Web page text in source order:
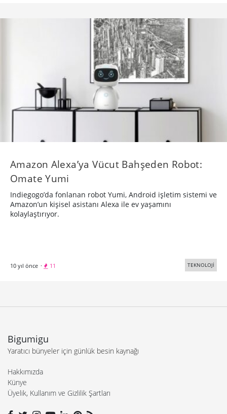
Amazon Alexa’ya Vücut Bahşeden Robot:
Omate Yumi
Indiegogo’da fonlanan robot Yumi, Android işletim sistemi ve
Amazon’un kişisel asistanı Alexa ile ev yaşamını
kolaylaştırıyor.
10 yıl önce · 11 TEKNOLOJİ
Bigumigu
Yaratıcı bünyeler için günlük besin kaynağı
Hakkımızda
Künye
Üyelik, Kullanım ve Gizlilik Şartları